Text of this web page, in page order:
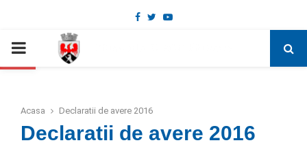
Deschide bara de unelte
Facebook
TwitterYoutube
PRIMARY
Acasa Declaratii de avere 2016
Declaratii de avere 2016